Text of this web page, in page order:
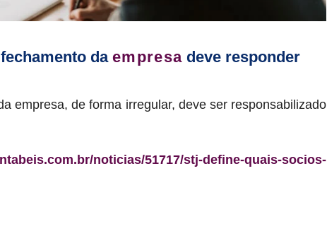
da empresa deve responder
empresa, de forma irregular, deve ser responsabilizado
noticias/51717/stj-define-quais-socios-